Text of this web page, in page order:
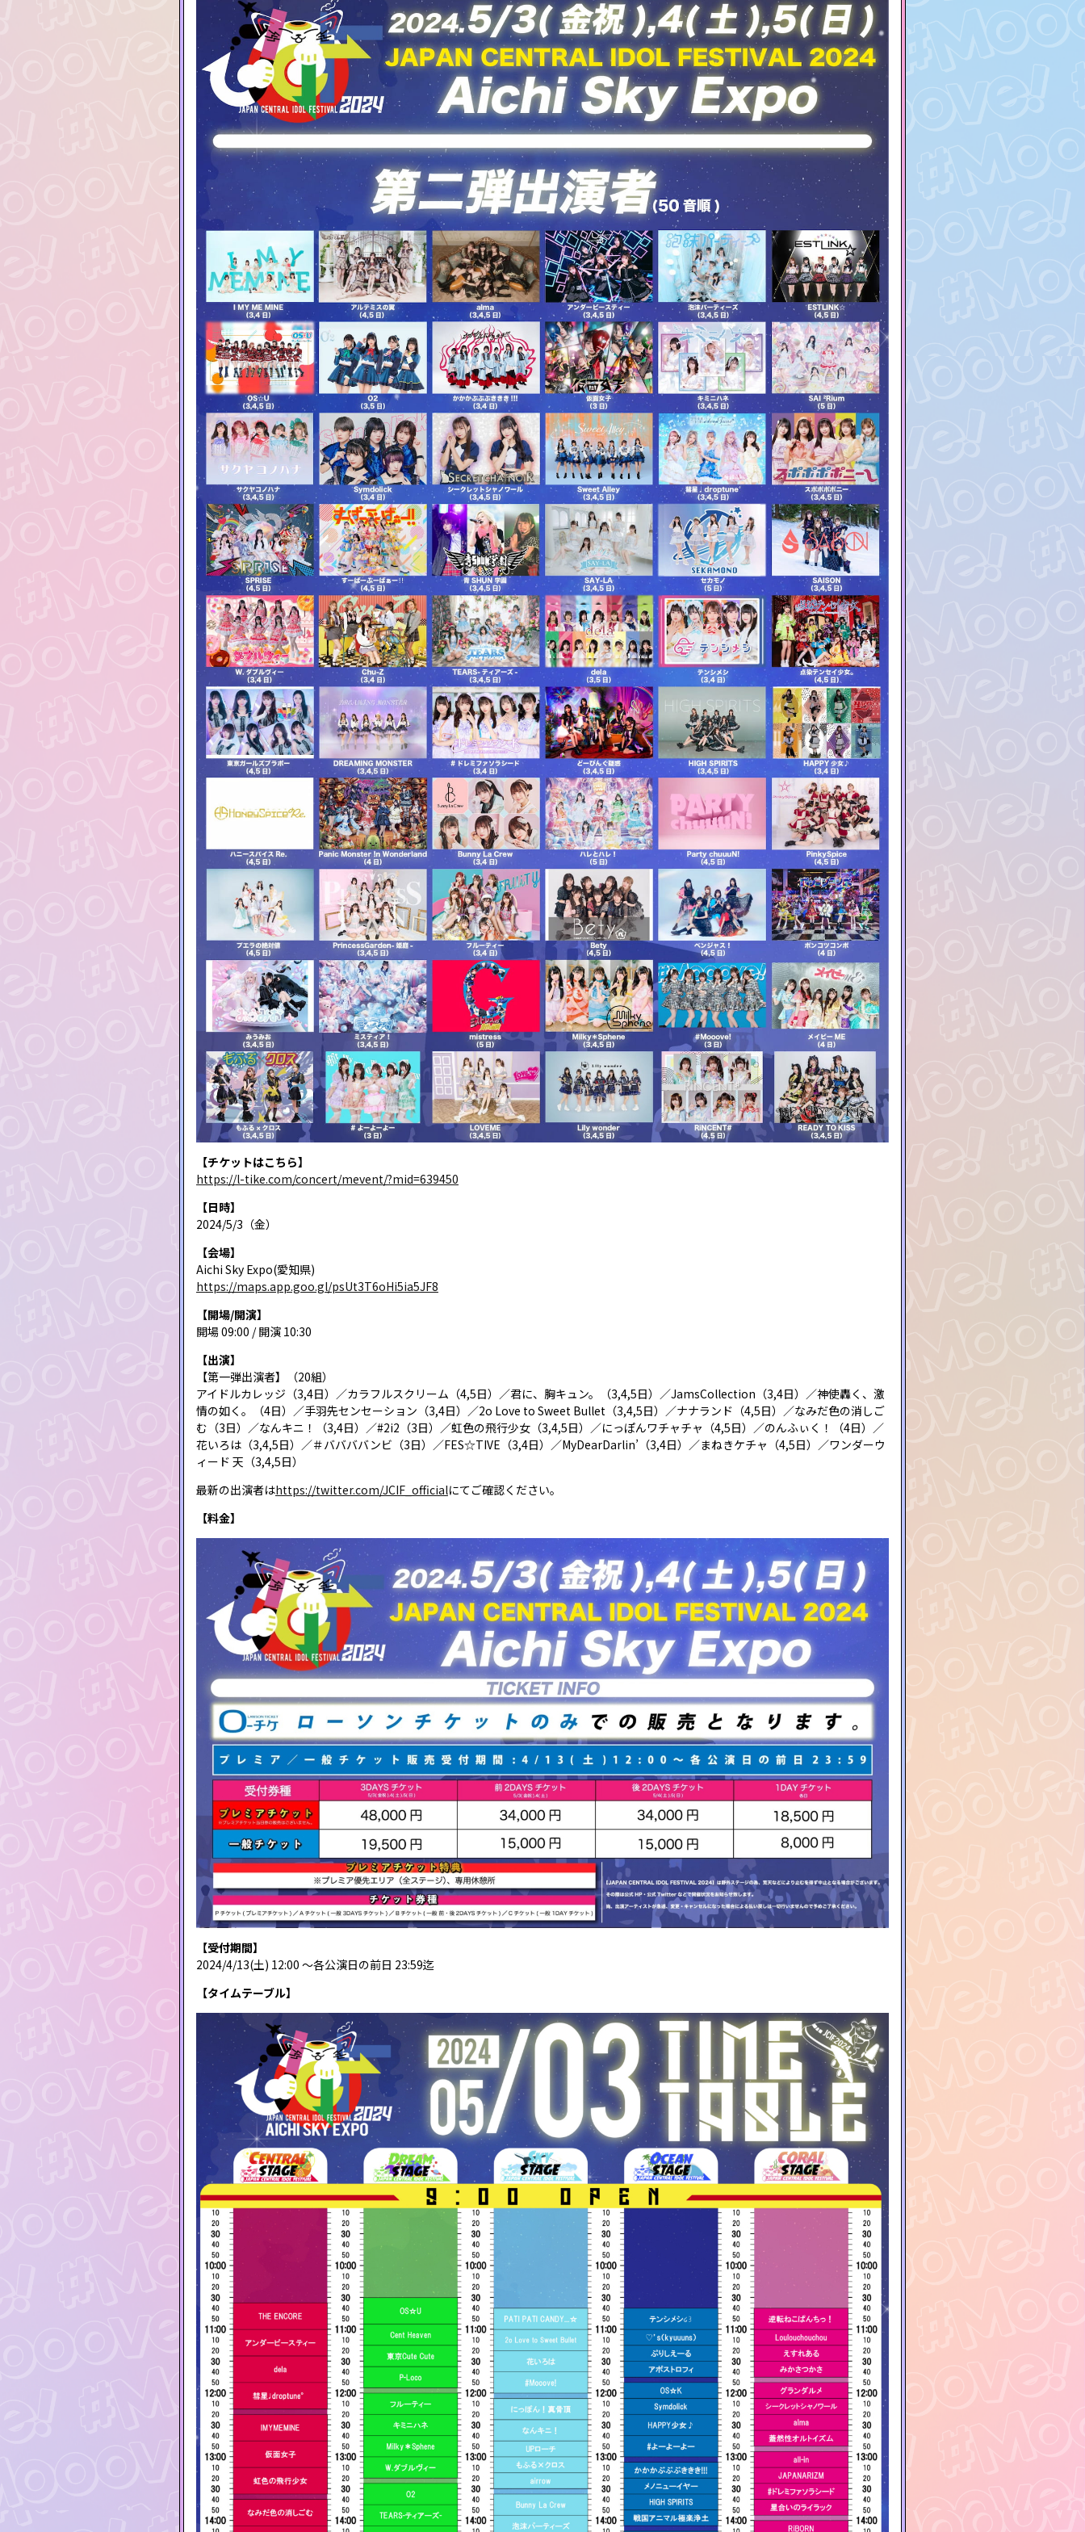
【チケットはこちら】
https://l-tike.com/concert/mevent/?mid=639450
【日時】
2024/5/3（金）
【会場】
Aichi Sky Expo(愛知県)
https://maps.app.goo.gl/psUt3T6oHi5ia5JF8
【開場/開演】
開場 09:00 / 開演 10:30
【出演】
【第一弾出演者】（20組）
アイドルカレッジ（3,4日）／カラフルスクリーム（4,5日）／君に、胸キュン。（3,4,5日）／JamsCollection（3,4日）／神使轟く、激
情の如く。（4日）／手羽先センセーション（3,4日）／2o Love to Sweet Bullet（3,4,5日）／ナナランド（4,5日）／なみだ色の消しご
む（3日）／なんキニ！（3,4日）／#2i2（3日）／虹色の飛行少女（3,4,5日）／にっぽんワチャチャ（4,5日）／のんふぃく！（4日）／
花いろは（3,4,5日）／＃ババババンビ（3日）／FES☆TIVE（3,4日）／MyDearDarlin’（3,4日）／まねきケチャ（4,5日）／ワンダーウ
ィード 天（3,4,5日）
最新の出演者はhttps://twitter.com/JCIF_officialにてご確認ください。
【料金】
【受付期間】
2024/4/13(土) 12:00 ～各公演日の前日 23:59迄
【タイムテーブル】